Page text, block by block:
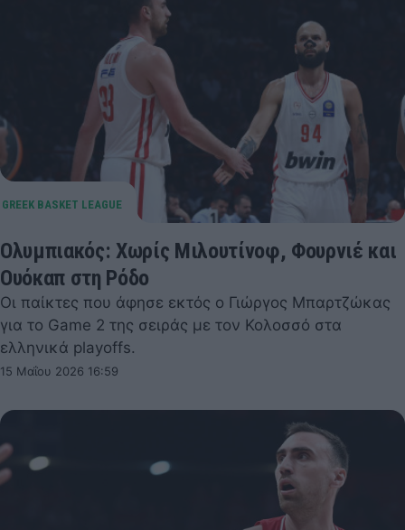
Ολυμπιακός: Χωρίς Μιλουτίνοφ, Φουρνιέ και
Ουόκαπ στη Ρόδο
Οι παίκτες που άφησε εκτός ο Γιώργος Μπαρτζώκας
για το Game 2 της σειράς με τον Κολοσσό στα
ελληνικά playoffs.
15 Μαΐου 2026 16:59